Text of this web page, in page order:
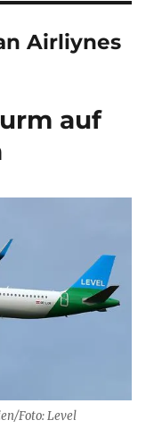
Airliynes
auf
Foto: Level